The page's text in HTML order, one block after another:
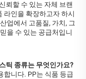
뢰할 수 있는 자체 브랜
라인을 확장하고자 하시
업에서 고품질, 가치, 그
을 수 있는 공급처입니
틱 종류는 무엇인가요?
합니다. PP는 식품 등급